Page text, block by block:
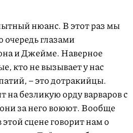
нюанс. В этот раз мы
глазами
и Джейме. Наверное
кто не вызывает у нас
– это дотракийцы.
безликую орду варваров с
за него воюют. Вообще
сцене говорит нам о